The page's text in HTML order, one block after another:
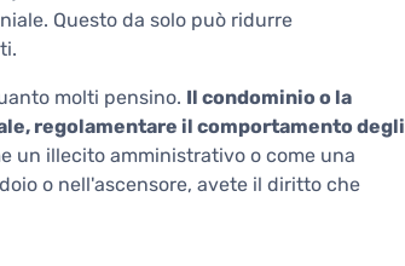
Questo da solo può ridurre
molti pensino. Il condominio o la
regolamentare il comportamento degli
un illecito amministrativo o come una
o nell'ascensore, avete il diritto che